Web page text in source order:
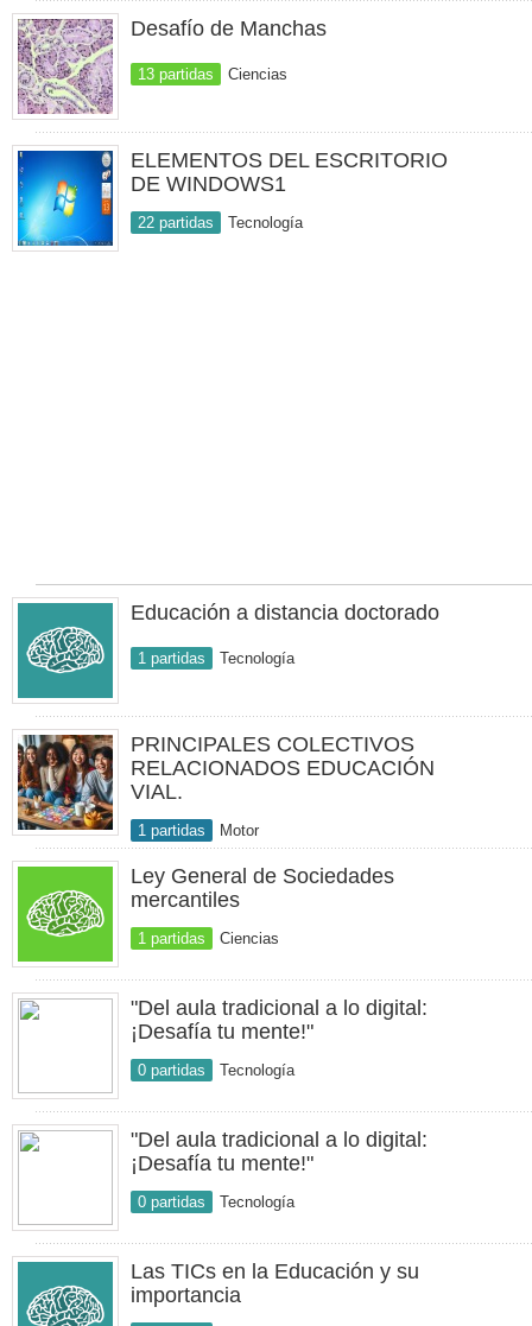
Desafío de Manchas
13 partidas Ciencias
ELEMENTOS DEL ESCRITORIO
DE WINDOWS1
22 partidas Tecnología
Educación a distancia doctorado
1 partidas Tecnología
PRINCIPALES COLECTIVOS
RELACIONADOS EDUCACIÓN
VIAL.
1 partidas Motor
Ley General de Sociedades
mercantiles
1 partidas Ciencias
"Del aula tradicional a lo digital:
¡Desafía tu mente!"
0 partidas Tecnología
"Del aula tradicional a lo digital:
¡Desafía tu mente!"
0 partidas Tecnología
Las TICs en la Educación y su
importancia